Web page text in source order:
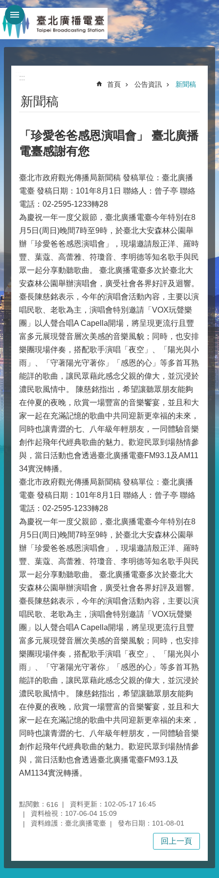
跳到主要內容區塊
:::
:::
首頁 公告資訊 新聞稿
新聞稿
「珍愛爸爸感恩演唱會」 臺北廣播
電臺感謝有您
臺北市政府觀光傳播局新聞稿 發稿單位：臺北廣播
電臺 發稿日期：101年8月1日 聯絡人：曾子亭 聯絡
電話：02-2595-1233轉28
為慶祝一年一度父親節，臺北廣播電臺今年特別在8
月5日(周日)晚間7時至9時，於臺北大安森林公園舉
辦「珍愛爸爸感恩演唱會」，現場邀請殷正洋、羅時
豐、葉蔻、高蕾雅、符瓊音、李明德等知名歌手與民
眾一起分享動聽歌曲。 臺北廣播電臺多次於臺北大
安森林公園舉辦演唱會，廣受社會各界好評及迴響。
臺長陳慈銘表示，今年的演唱會活動內容，主要以演
唱民歌、老歌為主，演唱會特別邀請「VOX玩聲樂
團」以人聲合唱A Capella開場，將呈現更流行且豐
富多元展現聲音層次美感的音樂風貌；同時，也安排
樂團現場伴奏，搭配歌手演唱「夜空」、「陽光與小
雨」、「守著陽光守著你」「感恩的心」等多首耳熟
能詳的歌曲，讓民眾藉此感念父親的偉大，並沉浸於
濃民歌風情中。 陳慈銘指出，希望讓聽眾朋友能夠
在仲夏的夜晚，欣賞一場豐富的音樂饗宴，並且和大
家一起在充滿記憶的歌曲中共同迎新更幸福的未來，
同時也讓青澀的七、八年級年輕朋友，一同體驗音樂
創作起飛年代經典歌曲的魅力。歡迎民眾到場熱情參
與，當日活動也會透過臺北廣播電臺FM93.1及AM11
34實況轉播。
臺北市政府觀光傳播局新聞稿 發稿單位：臺北廣播
電臺 發稿日期：101年8月1日 聯絡人：曾子亭 聯絡
電話：02-2595-1233轉28
為慶祝一年一度父親節，臺北廣播電臺今年特別在8
月5日(周日)晚間7時至9時，於臺北大安森林公園舉
辦「珍愛爸爸感恩演唱會」，現場邀請殷正洋、羅時
豐、葉蔻、高蕾雅、符瓊音、李明德等知名歌手與民
眾一起分享動聽歌曲。 臺北廣播電臺多次於臺北大
安森林公園舉辦演唱會，廣受社會各界好評及迴響。
臺長陳慈銘表示，今年的演唱會活動內容，主要以演
唱民歌、老歌為主，演唱會特別邀請「VOX玩聲樂
團」以人聲合唱A Capella開場，將呈現更流行且豐
富多元展現聲音層次美感的音樂風貌；同時，也安排
樂團現場伴奏，搭配歌手演唱「夜空」、「陽光與小
雨」、「守著陽光守著你」「感恩的心」等多首耳熟
能詳的歌曲，讓民眾藉此感念父親的偉大，並沉浸於
濃民歌風情中。 陳慈銘指出，希望讓聽眾朋友能夠
在仲夏的夜晚，欣賞一場豐富的音樂饗宴，並且和大
家一起在充滿記憶的歌曲中共同迎新更幸福的未來，
同時也讓青澀的七、八年級年輕朋友，一同體驗音樂
創作起飛年代經典歌曲的魅力。歡迎民眾到場熱情參
與，當日活動也會透過臺北廣播電臺FM93.1及
AM1134實況轉播。
點閱數： 616
資料更新：102-05-17 16:45
資料檢視：107-06-04 15:09
資料維護：臺北廣播電臺
發布日期：101-08-01
回上一頁